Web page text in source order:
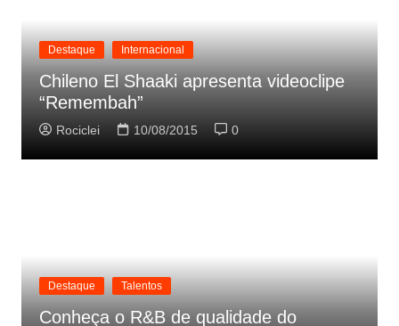
Destaque Internacional
Chileno El Shaaki apresenta videoclipe
“Remembah”
Rociclei 10/08/2015 0
Destaque Talentos
Conheça o R&B de qualidade do